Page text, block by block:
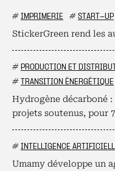
# IMPRIMERIE # START-UP
StickerGreen rend les
# PRODUCTION ET
# TRANSITION ÉNERGÉTIQUE
Hydrogène décarboné
projets soutenus, pour
# INTELLIGENCE
Umamy développe un